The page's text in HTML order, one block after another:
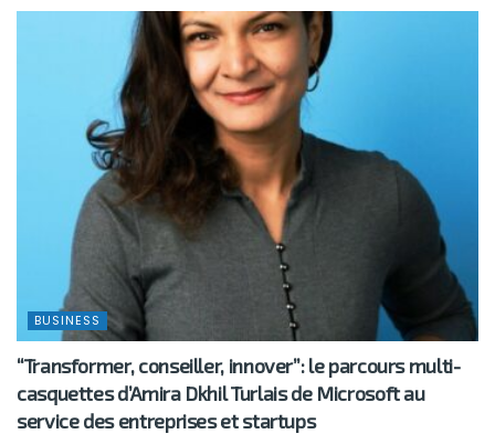
BUSINESS
“Transformer, conseiller, innover”: le parcours multi-
casquettes d’Amira Dkhil Turlais de Microsoft au
service des entreprises et startups